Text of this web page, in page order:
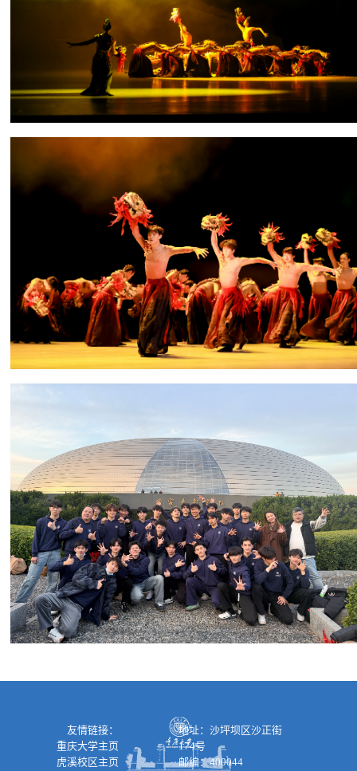
友情链接：
重庆大学主页
虎溪校区主页
地址：沙坪坝区沙正街
174号
邮编：400044